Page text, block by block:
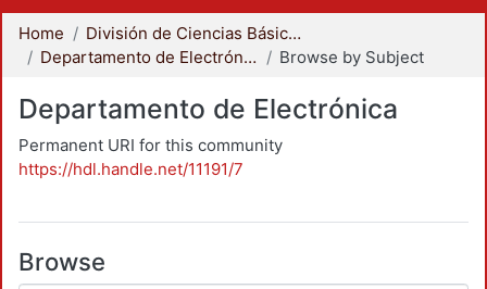
Home
División de Ciencias Básicas e Ingeniería
Departamento de Electrónica
Browse by Subject
Departamento de Electrónica
Permanent URI for this community
https://hdl.handle.net/11191/7
Browse